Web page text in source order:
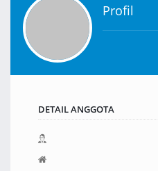
Profil
DETAIL ANGGOTA